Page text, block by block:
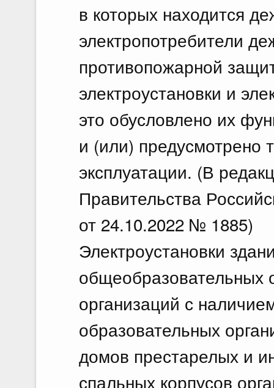
в которых находится
электропотребители
противопожарной
электроустановки и
это обусловлено их
и (или) предусмотрено
эксплуатации. (В
Правительства
от 24.10.2022 № 1885)
Электроустановки
общеобразовательных
организаций с
образовательных
домов престарелых и
спальных корпусов